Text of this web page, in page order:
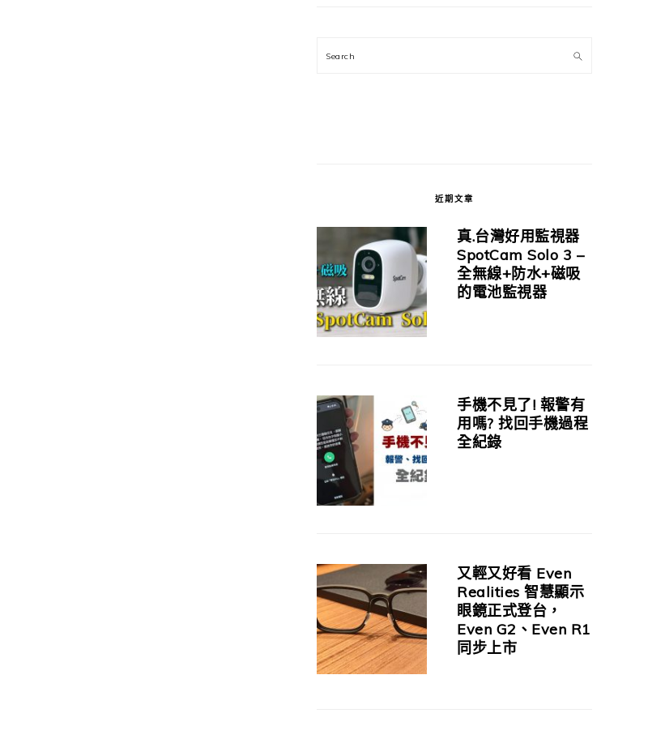
Search
近期文章
真.台灣好用監視器
SpotCam Solo 3 –
全無線+防水+磁吸
的電池監視器
手機不見了! 報警有
用嗎? 找回手機過程
全紀錄
又輕又好看 Even
Realities 智慧顯示
眼鏡正式登台，
Even G2、Even R1
同步上市